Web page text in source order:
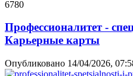
6780
Профессионалитет -
Карьерные карты
Опубликовано 14/04/2026,